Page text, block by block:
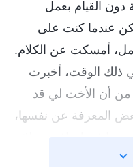
القيام بعمل
عندما كنت على
أمسكت عن الكلام.
ذلك الوقت، أخبرت
من أن الأخت لي قد
المعرفة عن نفسها،
أخبرتهم الآن أنها